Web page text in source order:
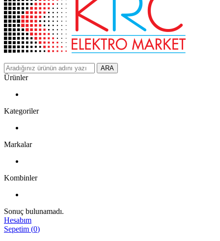
ARA
Ürünler
Kategoriler
Markalar
Kombinler
Sonuç bulunamadı.
Hesabım
Sepetim (0)